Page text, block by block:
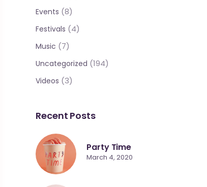
Events (8)
Festivals (4)
Music (7)
Uncategorized (194)
Videos (3)
Recent Posts
Party Time
March 4, 2020